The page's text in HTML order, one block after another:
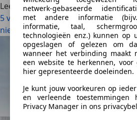
netwerk-gebaseerde
met andere informatie
informatie, taal,
technologieën enz.) kunnen op
opgeslagen of gelezen om
wanneer het verbinding maakt
een website te herkennen,
hier gepresenteerde doeleinden.
Je kunt jouw voorkeuren op
en verleende toestemmingen
Privacy Manager in ons
Lees meer
5 voordelen van de elektrische auto
niet kende)